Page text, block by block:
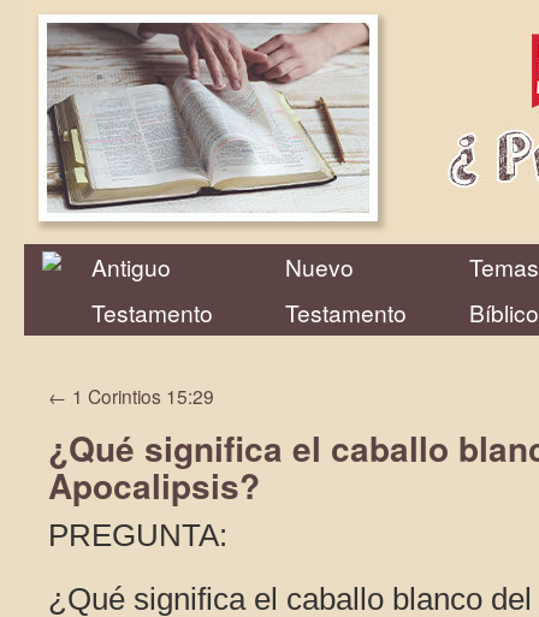
Antiguo
Testamento
Nuevo
Testamento
Temas
← 1 Corintios 15:29
¿Qué significa el caballo
Apocalipsis?
PREGUNTA:
¿Qué significa el caballo blanco